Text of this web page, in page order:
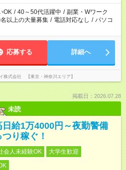
OK / 40～50代活躍中 / 副業・Wワーク
以上の大量募集 / 電話対応なし / パソコ
応募する 詳細へ
株式会社 【東京・神奈川エリア】
掲載日：2026.07.28
未読
給1万4000円～夜勤警備
り稼ぐ！
会人未経験OK
大学生歓迎